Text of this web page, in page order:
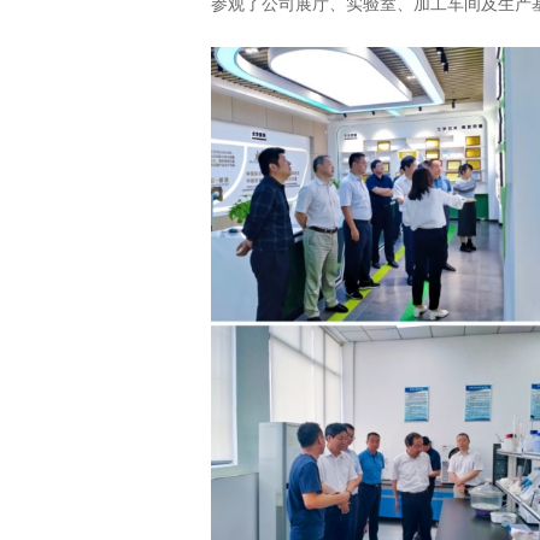
参观了公司展厅、实验室、加工车间及生产